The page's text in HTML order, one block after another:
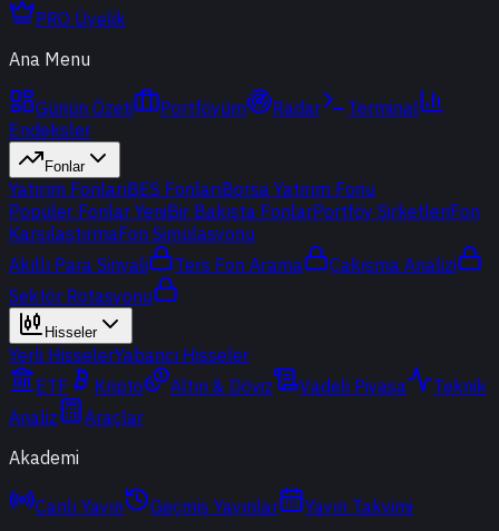
PRO Üyelik
Ana Menu
Günün Özeti Portföyüm Radar
Terminal
Endeksler
Fonlar
Yatırım FonlarıBES FonlarıBorsa Yatırım Fonu
Popüler Fonlar YeniBir Bakışta FonlarPortföy ŞirketleriFon
KarşılaştırmaFon Simülasyonu
Akıllı Para Sinyali
Ters Fon Arama
Çakışma Analizi
Sektör Rotasyonu
Hisseler
Yerli HisselerYabancı Hisseler
ETF
Kripto Altın & Döviz Vadeli Piyasa
Teknik
Analiz
Araçlar
Akademi
Canlı Yayın Geçmiş Yayınlar
Yayın Takvimi